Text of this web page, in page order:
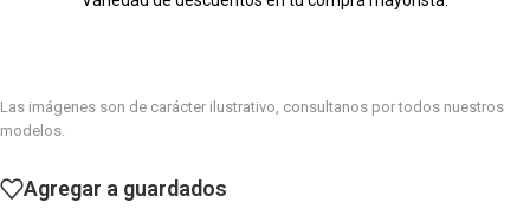
Las imágenes son de carácter ilustrativo, consultanos por todos nuestros
modelos.
Agregar a guardados